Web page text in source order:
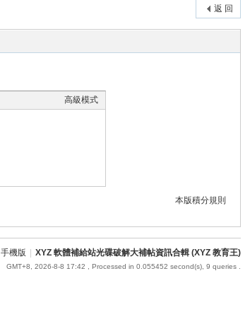
返 回
高級模式
本版積分規則
手機版 XYZ 軟體補給站光碟破解大補帖資訊合輯 (XYZ 教育王)
GMT+8, 2026-8-8 17:42 , Processed in 0.055452 second(s), 9 queries .